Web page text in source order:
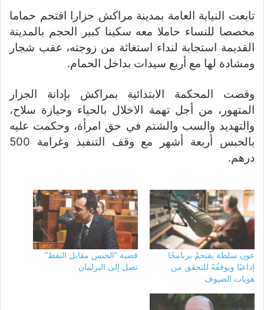
تابعت النيابة العامة بمدينة مراكش جزارا اقتحم حماما
مخصصا للنساء حاملا معه سكينا كبير الحجم بالمدينة
القديمة استجابة لنداء استغاثة من زوجته، عقب شجار
ومشادة لها مع أربع سيدات بداخل الحمام.
وقضت المحكمة الابتدائية بمراكش بإدانة الجزار
المتهور، من أجل تهمة الاخلال بالحياء وحيازة سلاح،
والتهديد والسب والشتم في حق امرأة، وحكمت عليه
بالحبس أربعة أشهر مع وقف التنفيذ وغرامة 500
درهم.
عون سلطة يقتحمُ برنامجًا
إذاعيًا ويوقفُهُ للتحقق من
هويات الضيوف
قضية “الجنس مقابل النقط”
تصل إلى البرلمان